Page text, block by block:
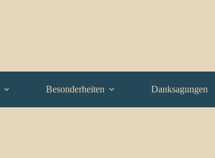
Besonderheiten Danksagungen